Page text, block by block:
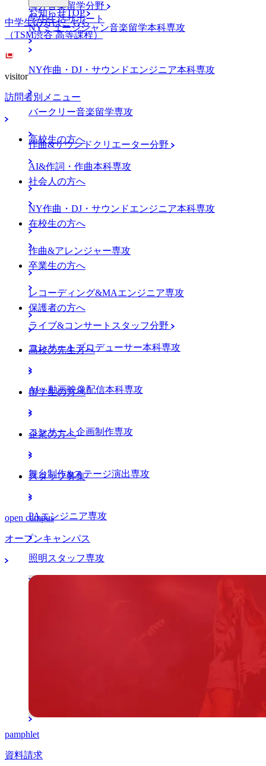
海外音楽留学分野
NYミュージシャン音楽留学本科専攻
NY作曲・DJ・サウンドエンジニア本科専攻
バークリー音楽留学専攻
作曲&サウンドクリエーター分野
AI&作詞・作曲本科専攻
NY作曲・DJ・サウンドエンジニア本科専攻
作曲&アレンジャー専攻
レコーディング&MAエンジニア専攻
ライブ&コンサートスタッフ分野
コンサートプロデューサー本科専攻
AI・動画映像配信本科専攻
コンサート企画制作専攻
舞台制作&ステージ演出専攻
PAエンジニア専攻
照明スタッフ専攻
学生生活サポート
お知らせTOP
中学生の方はこちら
（TSM渋谷 高等課程）
visitor
訪問者別メニュー
高校生の方へ
社会人の方へ
在校生の方へ
卒業生の方へ
保護者の方へ
高校の先生方へ
留学生の方へ
企業の方へ
スタッフ募集
open campus
オープンキャンパス
pamphlet
資料請求